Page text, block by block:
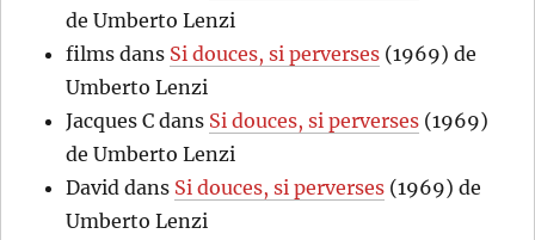
de Umberto Lenzi
films dans Si douces, si perverses (1969) de
Umberto Lenzi
Jacques C dans Si douces, si perverses (1969)
de Umberto Lenzi
David dans Si douces, si perverses (1969) de
Umberto Lenzi